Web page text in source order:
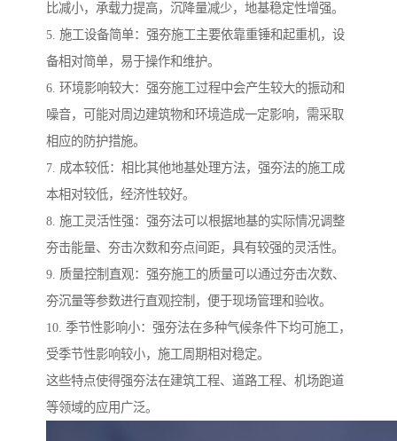
比减小，承载力提高，沉降量减少，地基稳定性增强。
5. 施工设备简单：强夯施工主要依靠重锤和起重机，设
备相对简单，易于操作和维护。
6. 环境影响较大：强夯施工过程中会产生较大的振动和
噪音，可能对周边建筑物和环境造成一定影响，需采取
相应的防护措施。
7. 成本较低：相比其他地基处理方法，强夯法的施工成
本相对较低，经济性较好。
8. 施工灵活性强：强夯法可以根据地基的实际情况调整
夯击能量、夯击次数和夯点间距，具有较强的灵活性。
9. 质量控制直观：强夯施工的质量可以通过夯击次数、
夯沉量等参数进行直观控制，便于现场管理和验收。
10. 季节性影响小：强夯法在多种气候条件下均可施工，
受季节性影响较小，施工周期相对稳定。
这些特点使得强夯法在建筑工程、道路工程、机场跑道
等领域的应用广泛。